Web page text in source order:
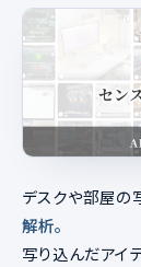
デスクや部屋の
解析。
写り込んだアイ